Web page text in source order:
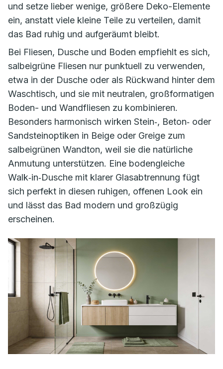
und setze lieber wenige, größere Deko-Elemente
ein, anstatt viele kleine Teile zu verteilen, damit
das Bad ruhig und aufgeräumt bleibt.
Bei Fliesen, Dusche und Boden empfiehlt es sich,
salbeigrüne Fliesen nur punktuell zu verwenden,
etwa in der Dusche oder als Rückwand hinter dem
Waschtisch, und sie mit neutralen, großformatigen
Boden- und Wandfliesen zu kombinieren.
Besonders harmonisch wirken Stein‑, Beton‑ oder
Sandsteinoptiken in Beige oder Greige zum
salbeigrünen Wandton, weil sie die natürliche
Anmutung unterstützen. Eine bodengleiche
Walk‑in‑Dusche mit klarer Glasabtrennung fügt
sich perfekt in diesen ruhigen, offenen Look ein
und lässt das Bad modern und großzügig
erscheinen.